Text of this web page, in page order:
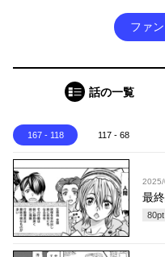
ファ
話の一覧
167 - 118 117 - 68
最
80pt